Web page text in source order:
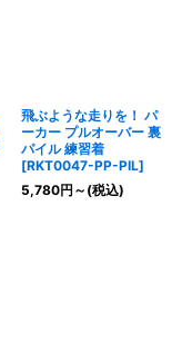
飛ぶような走りを！ パ
ーカー プルオーバー 裏
パイル 練習着
[RKT0047-PP-PIL]
5,780円 ～ (税込)